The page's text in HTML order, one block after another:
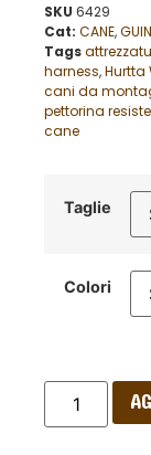
SKU 6429
Cat: CANE,
Tags
harness,Hurtta
cani da
pettorina
cane
Taglie
Colori